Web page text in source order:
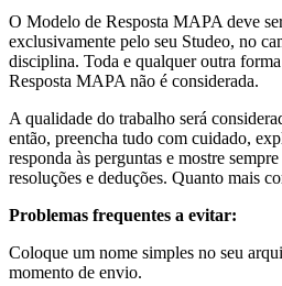
O Modelo de Resposta MAPA deve
exclusivamente pelo seu Studeo, no
disciplina. Toda e qualquer outra
Resposta MAPA não é considerada.
A qualidade do trabalho será
então, preencha tudo com cuidado,
responda às perguntas e mostre
resoluções e deduções. Quanto mais
Problemas frequentes a evitar:
Coloque um nome simples no seu
momento de envio.